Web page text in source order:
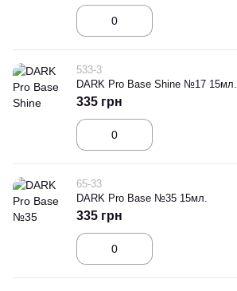
533-3
DARK Pro Base Shine №17 15мл.
335 грн
65-33
DARK Pro Base №35 15мл.
335 грн